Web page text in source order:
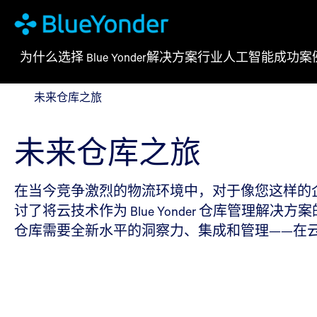
未来仓库之旅
为什么选择 Blue Yonder解决方案行业人工智能成功案
未来仓库之旅
未来仓库之旅
在当今竞争激烈的物流环境中，对于像您这样
讨了将云技术作为 Blue Yonder 仓库管理解决
仓库需要全新水平的洞察力、集成和管理——在